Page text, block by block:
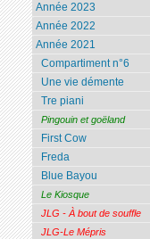
Année 2023
Année 2022
Année 2021
Compartiment n°6
Une vie démente
Tre piani
Pingouin et goëland
First Cow
Freda
Blue Bayou
Le Kiosque
JLG - À bout de souffle
JLG-Le Mépris